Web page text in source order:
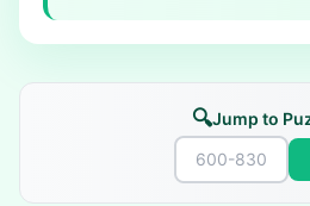
🔍Jump to